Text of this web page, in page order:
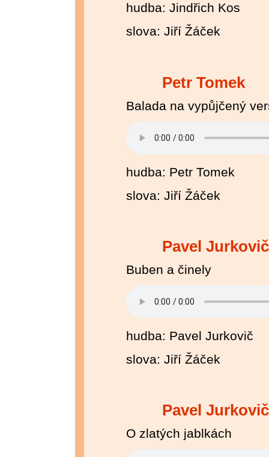
hudba: Jindřich Kos
slova: Jiří Žáček
Petr Tomek
Balada na vypůjčený
hudba: Petr Tomek
slova: Jiří Žáček
Pavel Jurkovič
Buben a činely
hudba: Pavel Jurkovič
slova: Jiří Žáček
Pavel Jurkovič
O zlatých jablkách